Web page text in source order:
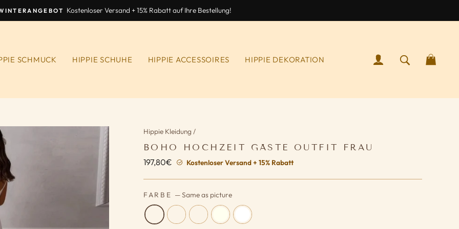
Kostenloser Versand + 15% Rabatt auf Ihre Bestellung!
SCHMUCK HIPPIE SCHUHE HIPPIE ACCESSOIRES HIPPIE DEKORATION ANMELDENSUCHEN
Hippie Kleidung /
BOHO HOCHZEIT GÄSTE OUTFIT FRAU
197,80€ Normaler
Kostenloser Versand + 15% Rabatt
FARBE —Same as picture